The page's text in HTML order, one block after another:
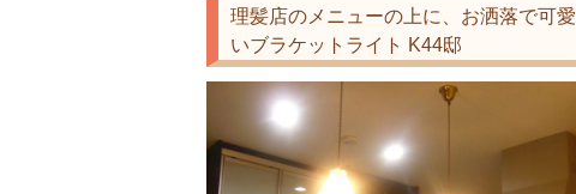
理髪店のメニューの上に、お洒落で可愛
いブラケットライト K44邸